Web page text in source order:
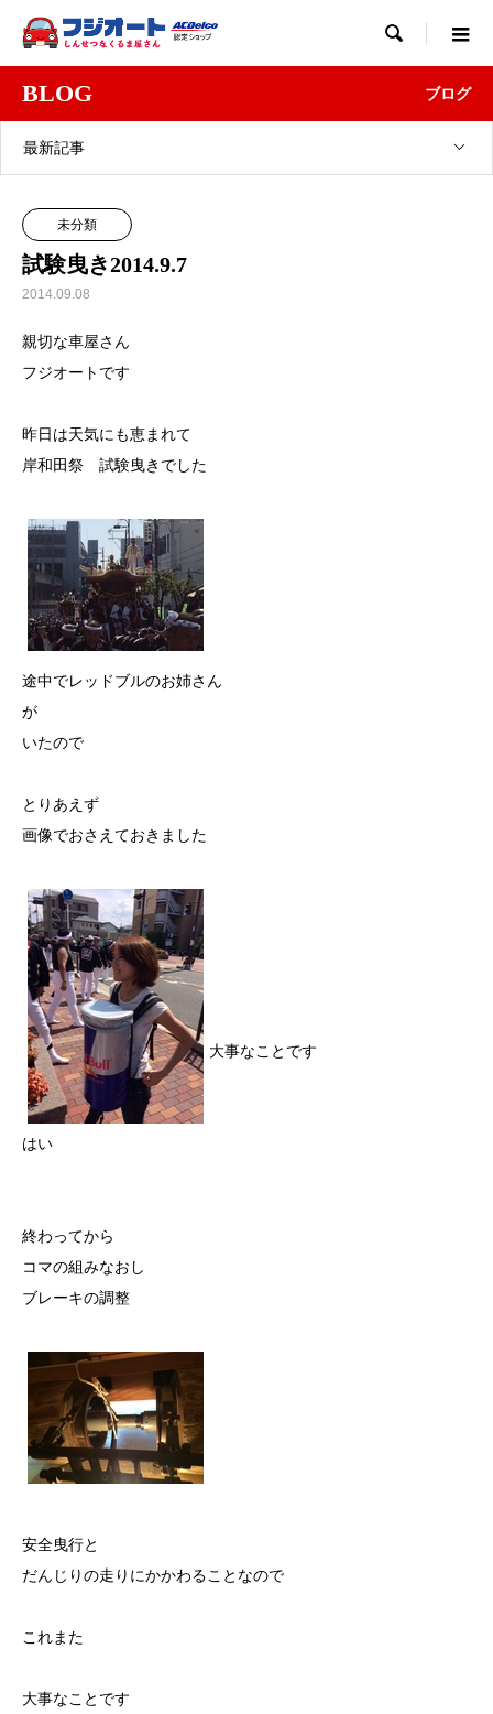

BLOG ブログ
最新記事
未分類
試験曳き2014.9.7
2014.09.08
親切な車屋さん
フジオートです
昨日は天気にも恵まれて
岸和田祭 試験曳きでした
途中でレッドブルのお姉さん
が
いたので
とりあえず
画像でおさえておきました
大事なことです
はい
終わってから
コマの組みなおし
ブレーキの調整
安全曳行と
だんじりの走りにかかわることなので
これまた
大事なことです